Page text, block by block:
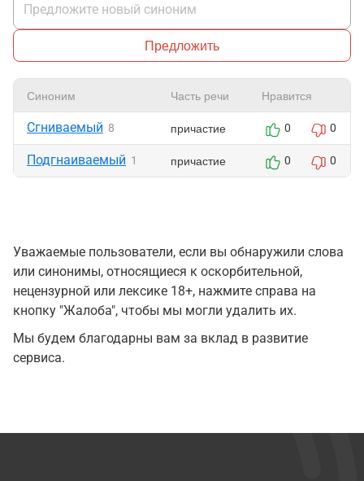
Предложить
Синоним Часть речи Нравится
Сгниваемый 8 причастие 0 0
Подгнаиваемый 1 причастие 0 0
Уважаемые пользователи, если вы обнаружили слова
или синонимы, относящиеся к оскорбительной,
нецензурной или лексике 18+, нажмите справа на
кнопку "Жалоба", чтобы мы могли удалить их.
Мы будем благодарны вам за вклад в развитие
сервиса.